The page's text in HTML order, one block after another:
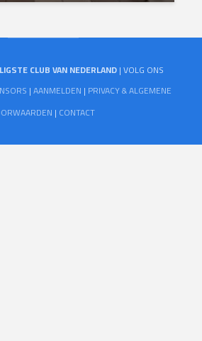
CLUB VAN NEDERLAND| VOLG ONS
|AANMELDEN | PRIVACY & ALGEMENE
| CONTACT